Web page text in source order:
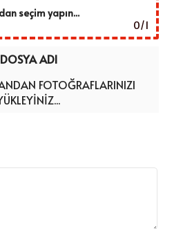
seçim yapın...
0/1
DOSYA ADI
FOTOĞRAFLARINIZI